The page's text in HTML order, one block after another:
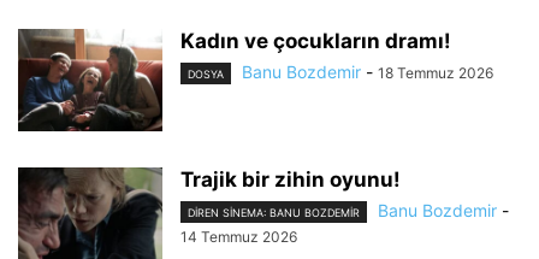
Kadın ve çocukların dramı!
DOSYA Banu Bozdemir - 18 Temmuz 2026
Trajik bir zihin oyunu!
DIREN SINEMA: BANU BOZDEMIR Banu Bozdemir -
14 Temmuz 2026